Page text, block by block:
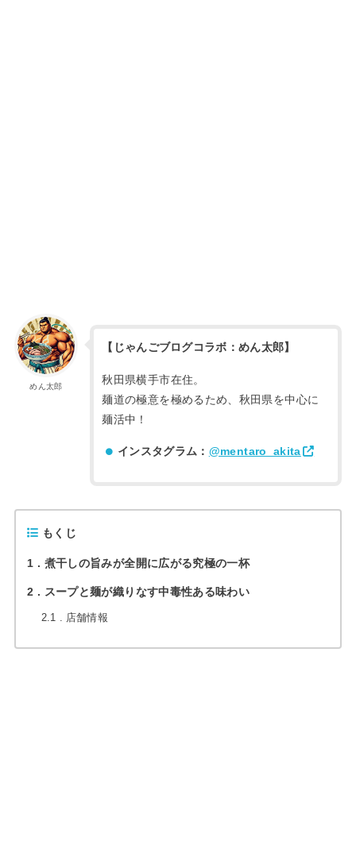
めん太郎
【じゃんごブログコラボ：めん太郎】
秋田県横手市在住。
麺道の極意を極めるため、秋田県を中心に
麺活中！
インスタグラム： @mentaro_akita
もくじ
1 煮干しの旨みが全開に広がる究極の一杯
2 スープと麺が織りなす中毒性ある味わい
2.1 店舗情報